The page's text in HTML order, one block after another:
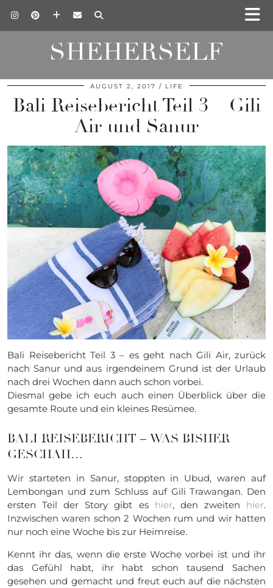
SHEHERSELF
AUGUST 2, 2017 LIFE
Bali Reisebericht Teil 3 – Gili
Air und Sanur
Bali Reisebericht Teil 3 – es geht nach Gili Air, zurück
nach Sanur und aus irgendeinem Grund ist der Urlaub
nach drei Wochen dann auch schon vorbei.
Diesmal gebe ich euch auch einen Überblick über die
gesamte Route und ein kleines Resümee.
BALI REISEBERICHT – WAS BISHER
GESCHAH…
Wir starteten in Sanur, stoppten in Ubud, waren auf
Lembongan und zum Schluss auf Gili Trawangan. Den
ersten Teil der Story gibt es hier, den zweiten hier.
Inzwischen waren schon 2 Wochen rum und wir hatten
nur noch eine Woche bis zur Heimreise.
Kennt ihr das, wenn die erste Woche vorbei ist und ihr
das Gefühl habt, ihr habt schon tausend Sachen
gesehen und gemacht und freut euch auf die nächsten